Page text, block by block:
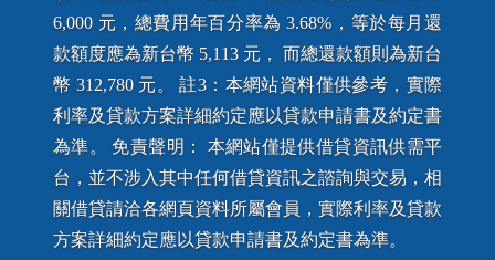
6,000 元，總費用年百分率為 3.68%，等於每月還
款額度應為新台幣 5,113 元， 而總還款額則為新台
幣 312,780 元。 註3：本網站資料僅供參考，實際
利率及貸款方案詳細約定應以貸款申請書及約定書
為準。 免責聲明： 本網站僅提供借貸資訊供需平
台，並不涉入其中任何借貸資訊之諮詢與交易，相
關借貸請洽各網頁資料所屬會員，實際利率及貸款
方案詳細約定應以貸款申請書及約定書為準。